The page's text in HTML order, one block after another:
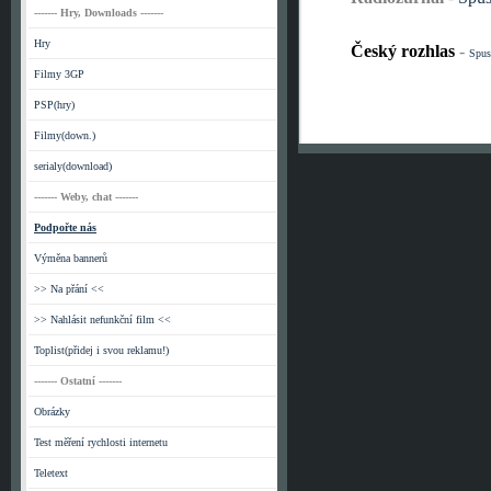
------- Hry, Downloads -------
Hry
Filmy 3GP
PSP(hry)
Filmy(down.)
serialy(download)
------- Weby, chat -------
Podpořte nás
Výměna bannerů
>> Na přání <<
>> Nahlásit nefunkční film <<
Toplist(přidej i svou reklamu!)
------- Ostatní -------
Obrázky
Test měření rychlosti internetu
Teletext
Český rozhlas -